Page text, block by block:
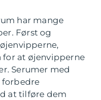
har mange
Først og
for at øjenvipperne
Serumer med
at tilføre dem